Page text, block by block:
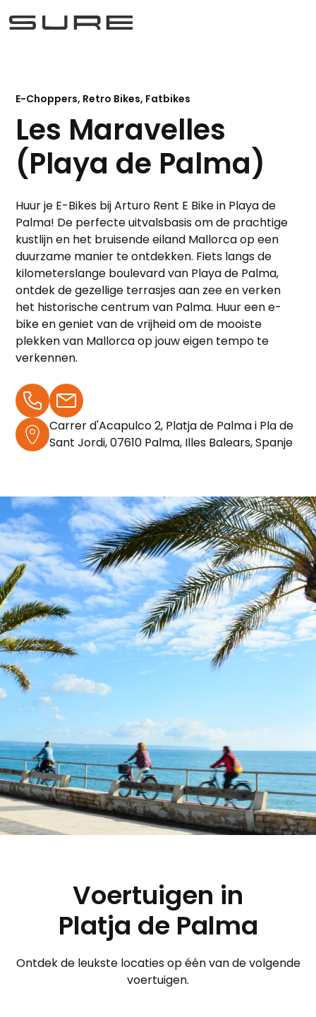
E-Choppers, Retro Bikes, Fatbikes
Les Maravelles
(Playa de Palma)
Huur je E-Bikes bij Arturo Rent E Bike in Playa de
Palma! De perfecte uitvalsbasis om de prachtige
kustlijn en het bruisende eiland Mallorca op een
duurzame manier te ontdekken. Fiets langs de
kilometerslange boulevard van Playa de Palma,
ontdek de gezellige terrasjes aan zee en verken
het historische centrum van Palma. Huur een e-
bike en geniet van de vrijheid om de mooiste
plekken van Mallorca op jouw eigen tempo te
verkennen.
Carrer d'Acapulco 2, Platja de Palma i Pla de
Sant Jordi, 07610 Palma, Illes Balears, Spanje
€ 37,50
Per persoon
Nu boeken
Voertuigen in
Platja de Palma
Ontdek de leukste locaties op één van de volgende
voertuigen.